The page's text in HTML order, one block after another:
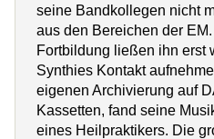
seine Bandkollegen nicht
aus den Bereichen der
Fortbildung ließen ihn erst
Synthies Kontakt
eigenen Archivierung auf
Kassetten, fand seine
eines Heilpraktikers. Die